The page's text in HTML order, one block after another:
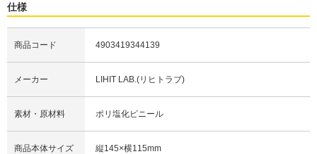
仕様
商品コード 4903419344139
メーカー LIHIT LAB.(リヒトラブ)
素材・原材料 ポリ塩化ビニール
商品本体サイズ 縦145×横115mm